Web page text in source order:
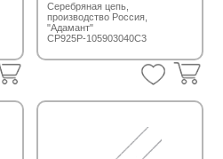
Серебряная цепь,
производство Россия,
"Адамант"
СР925Р-105903040С3